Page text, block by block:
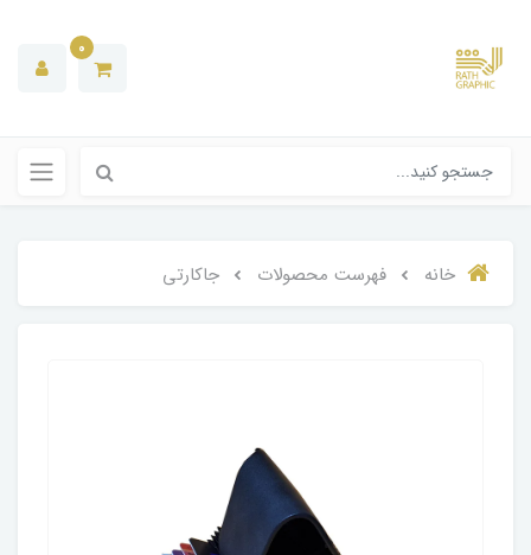
0
خانه فهرست محصولات جاکارتی